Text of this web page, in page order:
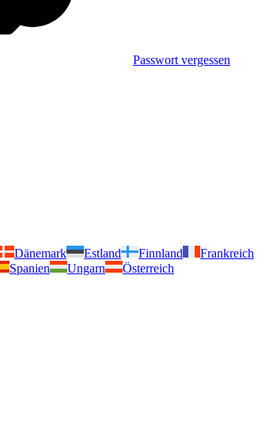
Passwort vergessen
Dänemark Estland Finnland
Frankreich
Spanien Ungarn Österreich